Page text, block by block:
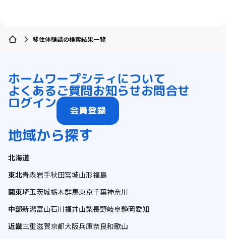
移住体験談の検索結果一覧
ホームワープシティについて
よくあるご質問お知らせお問合せ
ログイン 会員登録
地域から探す
北海道
東北青森岩手秋田宮城山形福島
関東埼玉茨城栃木群馬東京千葉神奈川
中部新潟富山石川福井山梨長野岐阜静岡愛知
近畿三重滋賀京都大阪兵庫奈良和歌山